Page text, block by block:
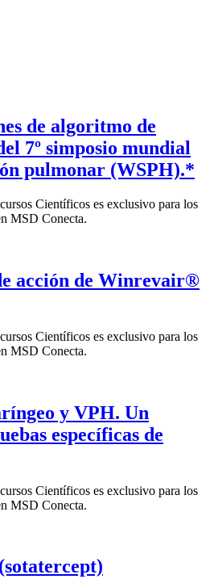
de algoritmo de
7º simposio mundial
pulmonar (WSPH).*
Científicos es exclusivo para los
MSD Conecta.
acción de Winrevair®
Científicos es exclusivo para los
MSD Conecta.
y VPH. Un
específicas de
Científicos es exclusivo para los
MSD Conecta.